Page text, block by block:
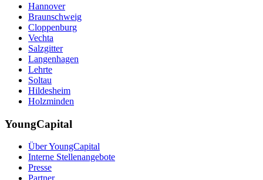
Hannover
Braunschweig
Cloppenburg
Vechta
Salzgitter
Langenhagen
Lehrte
Soltau
Hildesheim
Holzminden
YoungCapital
Über YoungCapital
Interne Stellenangebote
Presse